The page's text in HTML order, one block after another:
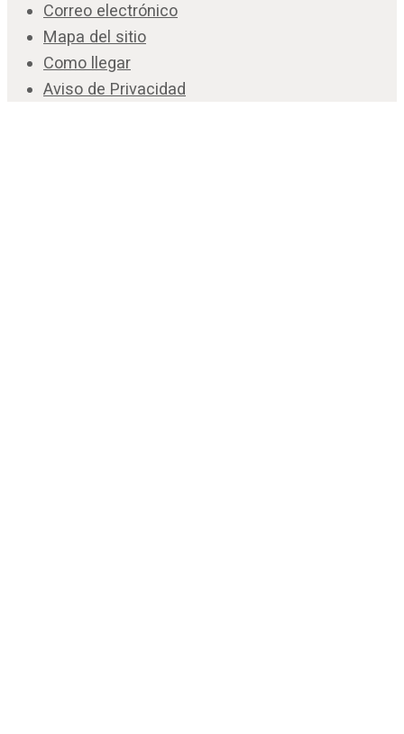
Correo electrónico
Mapa del sitio
Como llegar
Aviso de Privacidad